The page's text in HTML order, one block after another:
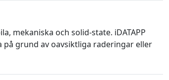
mekaniska och solid-state. iDATAPP
grund av oavsiktliga raderingar eller